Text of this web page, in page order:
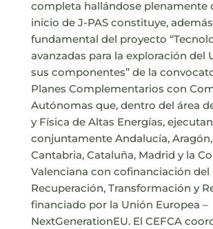
completa hallándose plenamente
inicio de J-PAS constituye,
fundamental del proyecto
avanzadas para la exploración del
sus componentes” de la
Planes Complementarios con
Autónomas que, dentro del área
y Física de Altas Energías, ejecutan
conjuntamente Andalucía, Aragón,
Cantabria, Cataluña, Madrid y la
Valenciana con cofinanciación del
Recuperación, Transformación y
financiado por la Unión Europea –
NextGenerationEU. El CEFCA